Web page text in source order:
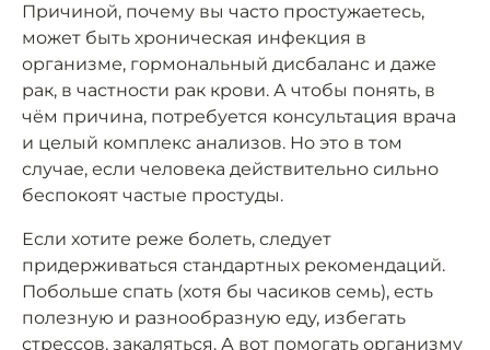
Причиной, почему вы часто простужаетесь,
может быть хроническая инфекция в
организме, гормональный дисбаланс и даже
рак, в частности рак крови. А чтобы понять, в
чём причина, потребуется консультация врача
и целый комплекс анализов. Но это в том
случае, если человека действительно сильно
беспокоят частые простуды.
Если хотите реже болеть, следует
придерживаться стандартных рекомендаций.
Побольше спать (хотя бы часиков семь), есть
полезную и разнообразную еду, избегать
стрессов, закаляться. А вот помогать организму